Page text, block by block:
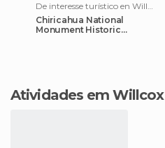
De interesse turístico en Willcox
Chiricahua National
Monument Historic
Atividades em Willcox